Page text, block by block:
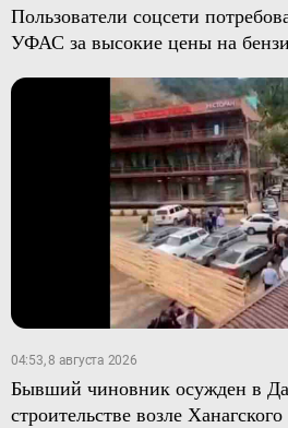
Пользователи соцсети
УФАС за высокие цены на
04:53, 8 августа 2026
Бывший чиновник осужден в
строительстве возле